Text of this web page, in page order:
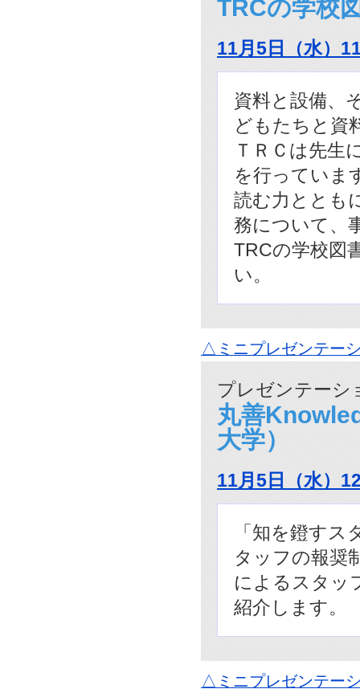
TRCの学校
11月5日（水）
資料と設備、
どもたちと資
ＴＲＣは先生
を行っていま
読む力ととも
務について、
TRCの学校図
い。
△ミニプレゼンテー
プレゼンテーシ
丸善
大学）
11月5日（水）
「知を鐙す
タッフの報奨
によるスタッ
紹介します。
△ミニプレゼンテー